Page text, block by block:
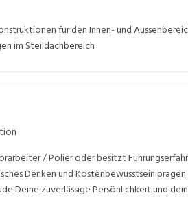
für den Innen- und
im Steildachbereich
/ Polier oder besitzt
Denken und Kostenbewusstsein
Deine zuverlässige Persönlichkeit und